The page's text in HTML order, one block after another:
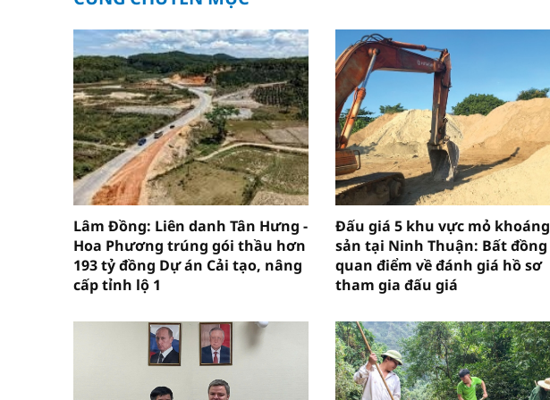
Lâm Đồng: Liên danh Tân Hưng -
Hoa Phương trúng gói thầu hơn
193 tỷ đồng Dự án Cải tạo, nâng
cấp tỉnh lộ 1
Đấu giá 5 khu vực mỏ khoáng
sản tại Ninh Thuận: Bất đồng
quan điểm về đánh giá hồ sơ
tham gia đấu giá